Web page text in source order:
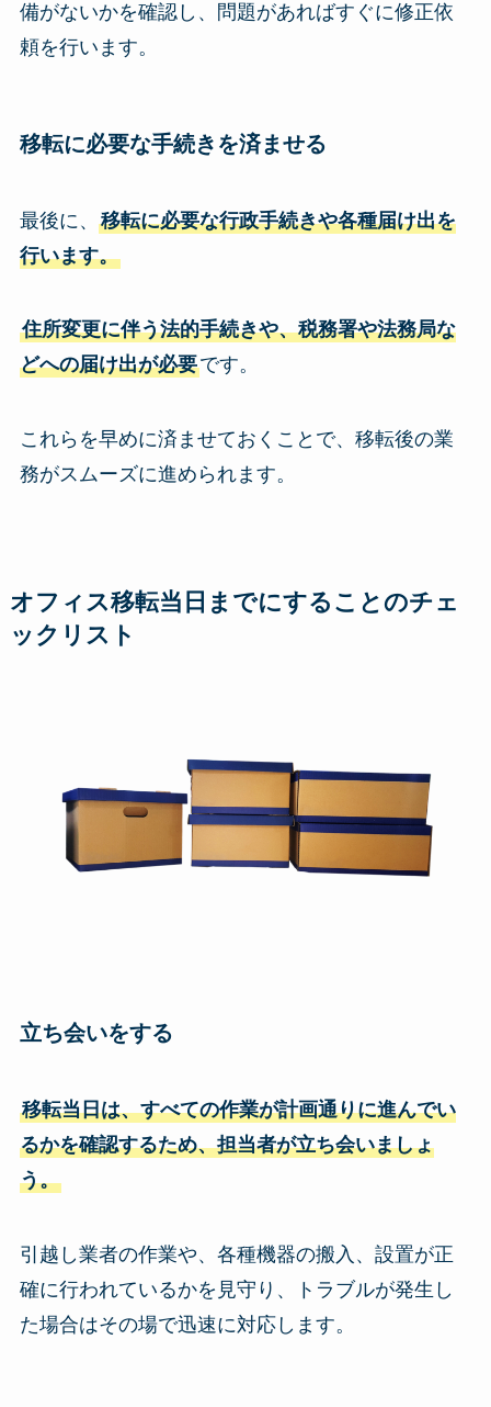
備がないかを確認し、問題があればすぐに修正依
頼を行います。
移転に必要な手続きを済ませる
最後に、 移転に必要な行政手続きや各種届け出を
行います。
住所変更に伴う法的手続きや、税務署や法務局な
どへの届け出が必要です。
これらを早めに済ませておくことで、移転後の業
務がスムーズに進められます。
オフィス移転当日までにすることのチェ
ックリスト
立ち会いをする
移転当日は、すべての作業が計画通りに進んでい
るかを確認するため、担当者が立ち会いましょ
う。
引越し業者の作業や、各種機器の搬入、設置が正
確に行われているかを見守り、トラブルが発生し
た場合はその場で迅速に対応します。